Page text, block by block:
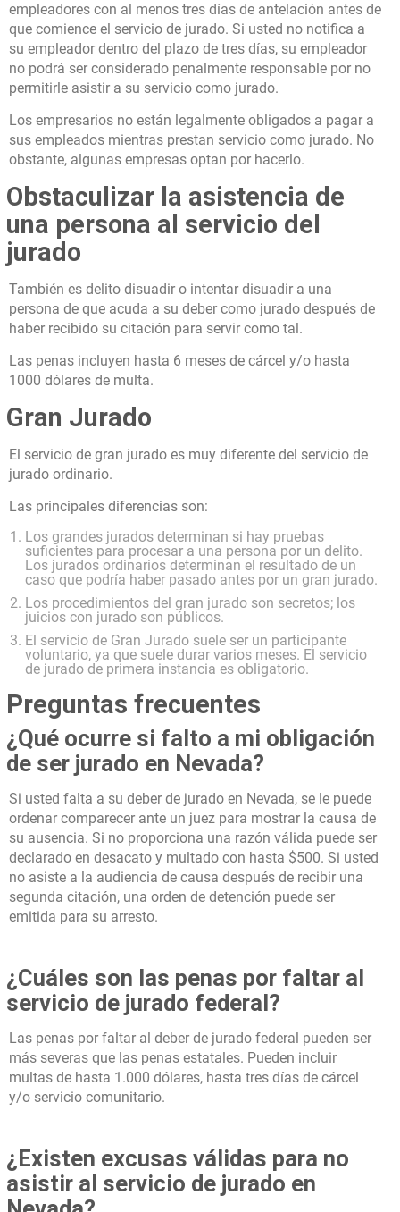
empleadores con al menos tres días de antelación antes de
que comience el servicio de jurado. Si usted no notifica a
su empleador dentro del plazo de tres días, su empleador
no podrá ser considerado penalmente responsable por no
permitirle asistir a su servicio como jurado.
Los empresarios no están legalmente obligados a pagar a
sus empleados mientras prestan servicio como jurado. No
obstante, algunas empresas optan por hacerlo.
Obstaculizar la asistencia de
una persona al servicio del
jurado
También es delito disuadir o intentar disuadir a una
persona de que acuda a su deber como jurado después de
haber recibido su citación para servir como tal.
Las penas incluyen hasta 6 meses de cárcel y/o hasta
1000 dólares de multa.
Gran Jurado
El servicio de gran jurado es muy diferente del servicio de
jurado ordinario.
Las principales diferencias son:
Los grandes jurados determinan si hay pruebas
suficientes para procesar a una persona por un delito.
Los jurados ordinarios determinan el resultado de un
caso que podría haber pasado antes por un gran jurado.
Los procedimientos del gran jurado son secretos; los
juicios con jurado son públicos.
El servicio de Gran Jurado suele ser un participante
voluntario, ya que suele durar varios meses. El servicio
de jurado de primera instancia es obligatorio.
Preguntas frecuentes
¿Qué ocurre si falto a mi obligación
de ser jurado en Nevada?
Si usted falta a su deber de jurado en Nevada, se le puede
ordenar comparecer ante un juez para mostrar la causa de
su ausencia. Si no proporciona una razón válida puede ser
declarado en desacato y multado con hasta $500. Si usted
no asiste a la audiencia de causa después de recibir una
segunda citación, una orden de detención puede ser
emitida para su arresto.
¿Cuáles son las penas por faltar al
servicio de jurado federal?
Las penas por faltar al deber de jurado federal pueden ser
más severas que las penas estatales. Pueden incluir
multas de hasta 1.000 dólares, hasta tres días de cárcel
y/o servicio comunitario.
¿Existen excusas válidas para no
asistir al servicio de jurado en